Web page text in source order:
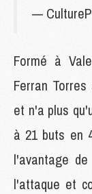
—
Formé à
Ferran
et n'a plus
à 21 buts en
l'avantage
l'attaque et